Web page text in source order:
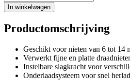
In winkelwagen
Productomschrijving
Geschikt voor nieten van 6 tot 14
Verwerkt fijne en platte
Instelbare slagkracht voor
Onderlaadsysteem voor snel